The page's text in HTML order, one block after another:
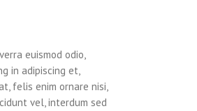
euismod odio,
in adipiscing et,
felis enim ornare nisi,
vel, interdum sed